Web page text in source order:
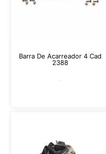
Barra De Acarreador 4 Cad
2388